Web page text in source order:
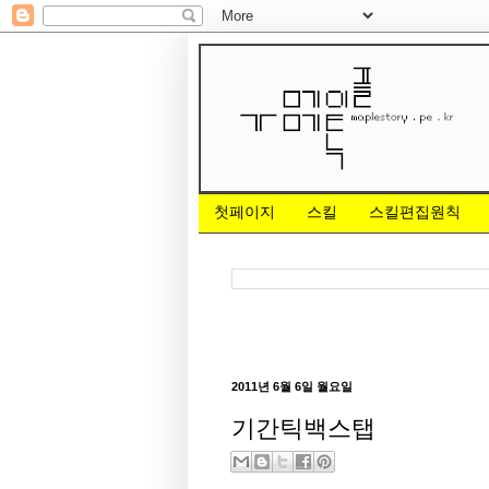
첫페이지 스킬 스킬편집원칙
2011년 6월 6일 월요일
기간틱백스탭